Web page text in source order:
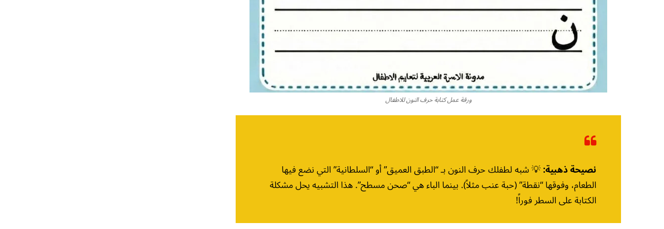
ورقة عمل كتابة حرف النون للاطفال
نصيحة ذهبية:💡 شبه لطفلك حرف النون بـ “الطبق العميق” أو “السلطانية” التي نضع فيها
الطعام، وفوقها “نقطة” (حبة عنب مثلاً). بينما الباء هي “صحن مسطح”. هذا التشبيه يحل مشكلة
الكتابة على السطر فوراً!